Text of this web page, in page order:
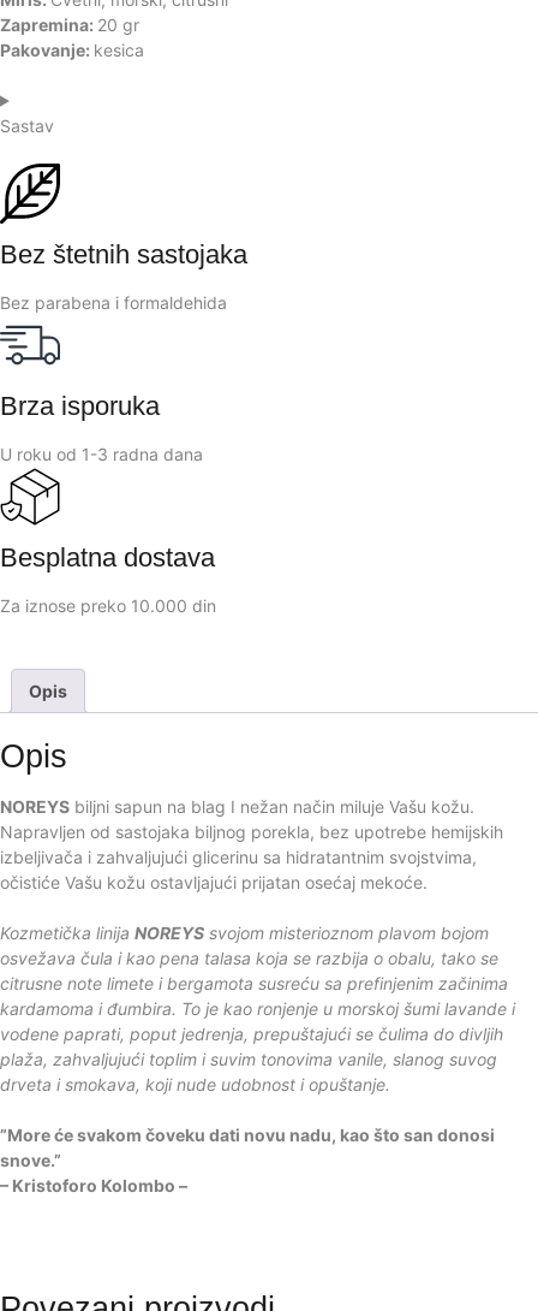
Zapremina: 20 gr
Pakovanje: kesica
Sastav
Bez štetnih sastojaka
Bez parabena i formaldehida
Brza isporuka
U roku od 1-3 radna dana
Besplatna dostava
Za iznose preko 10.000 din
Opis
Opis
NOREYS biljni sapun na blag I nežan način miluje Vašu kožu.
Napravljen od sastojaka biljnog porekla, bez upotrebe hemijskih
izbeljivača i zahvaljujući glicerinu sa hidratantnim svojstvima,
očistiće Vašu kožu ostavljajući prijatan osećaj mekoće.
Kozmetička linija NOREYS svojom misterioznom plavom bojom
osvežava čula i kao pena talasa koja se razbija o obalu, tako se
citrusne note limete i bergamota susreću sa prefinjenim začinima
kardamoma i đumbira. To je kao ronjenje u morskoj šumi lavande i
vodene paprati, poput jedrenja, prepuštajući se čulima do divljih
plaža, zahvaljujući toplim i suvim tonovima vanile, slanog suvog
drveta i smokava, koji nude udobnost i opuštanje.
”More će svakom čoveku dati novu nadu, kao što san donosi
snove.”
– Kristoforo Kolombo –